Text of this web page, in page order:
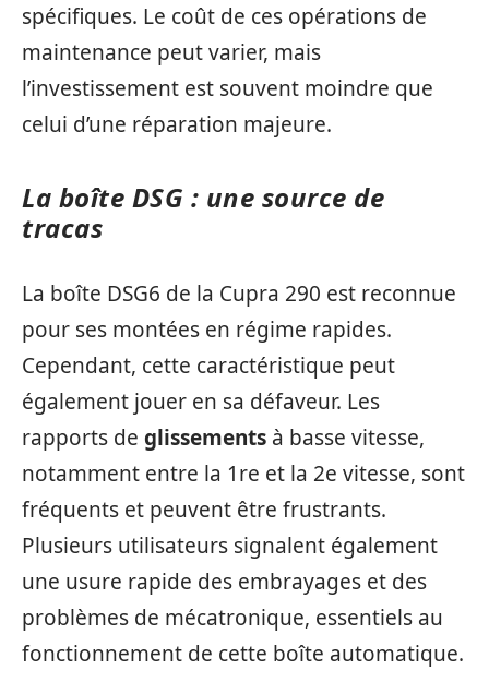
spécifiques. Le coût de ces opérations de
maintenance peut varier, mais
l’investissement est souvent moindre que
celui d’une réparation majeure.
La boîte DSG : une source de
tracas
La boîte DSG6 de la Cupra 290 est reconnue
pour ses montées en régime rapides.
Cependant, cette caractéristique peut
également jouer en sa défaveur. Les
rapports de glissements à basse vitesse,
notamment entre la 1re et la 2e vitesse, sont
fréquents et peuvent être frustrants.
Plusieurs utilisateurs signalent également
une usure rapide des embrayages et des
problèmes de mécatronique, essentiels au
fonctionnement de cette boîte automatique.